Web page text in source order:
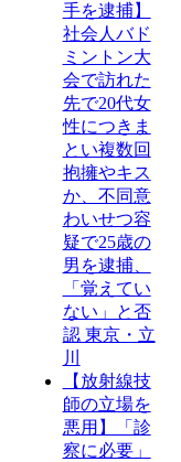
手を逮捕】
社会人バド
ミントン大
会で訪れた
先で20代女
性につきま
とい複数回
抱擁やキス
か、不同意
わいせつ容
疑で25歳の
男を逮捕、
「覚えてい
ない」と否
認 東京・立
川
【放射線技
師の立場を
悪用】「診
察に必要」